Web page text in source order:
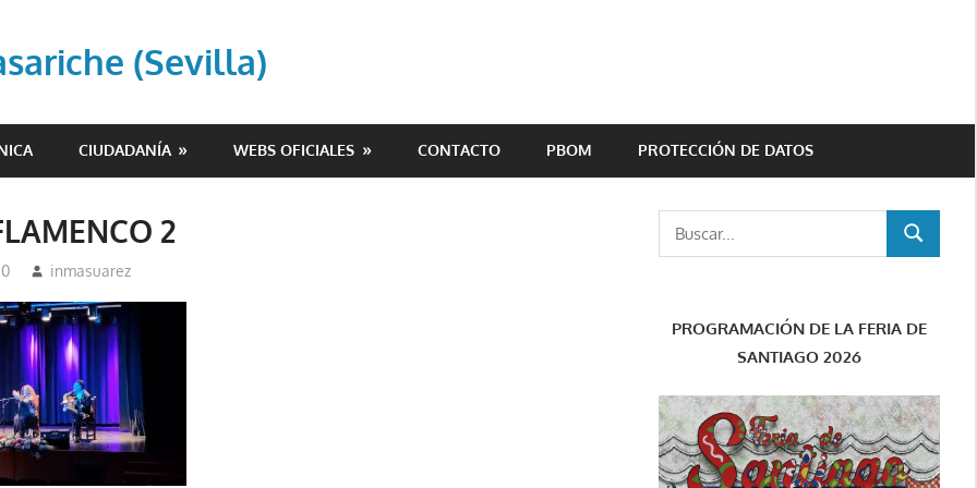
(Sevilla)
CIUDADANÍA WEBS OFICIALES CONTACTO PBOM PROTECCIÓN DE DATOS
2
inmasuarez
BUSCAR
PROGRAMACIÓN DE LA FERIA DE
SANTIAGO 2026